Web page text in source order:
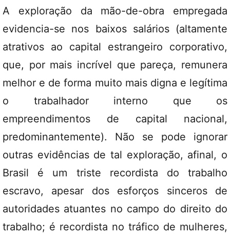
A exploração da mão-de-obra empregada
evidencia-se nos baixos salários (altamente
atrativos ao capital estrangeiro corporativo,
que, por mais incrível que pareça, remunera
melhor e de forma muito mais digna e legítima
o trabalhador interno que os
empreendimentos de capital nacional,
predominantemente). Não se pode ignorar
outras evidências de tal exploração, afinal, o
Brasil é um triste recordista do trabalho
escravo, apesar dos esforços sinceros de
autoridades atuantes no campo do direito do
trabalho; é recordista no tráfico de mulheres,